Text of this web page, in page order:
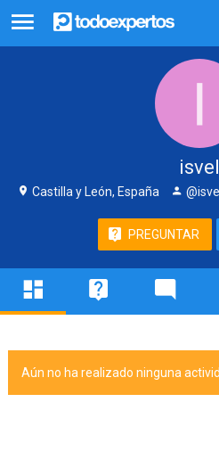
isvel
Castilla y León, España @isvel
PREGUNTAR
Aún no ha realizado ninguna